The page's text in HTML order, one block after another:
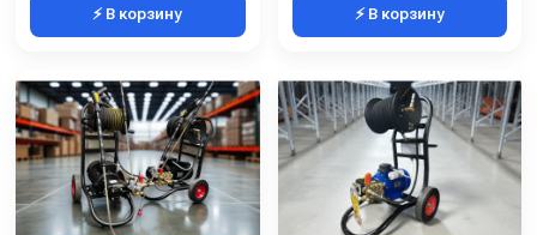
⚡ В корзину ⚡ В корзину